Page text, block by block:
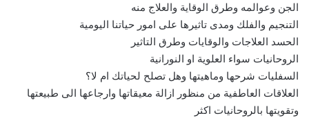
الجن وعوالمه وطرق الوقاية والعلاج منه
التنجيم والفلك ومدى تاثيرها على امور حياتنا اليومية
الحسد العلاجات والوقايات وطرق التاثير
الروحانيات سواء العلوية او النورانية
السفليات شرحها وماهيتها وهل تصلح لحياتك ام لا؟
العلاقات العاطفية من منظور ازالة معيقاتها وارجاعها الى طبيعتها
وتقويتها بالروحانيات اكثر